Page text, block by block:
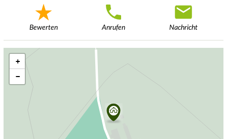
Bewerten Anrufen Nachricht
+
−